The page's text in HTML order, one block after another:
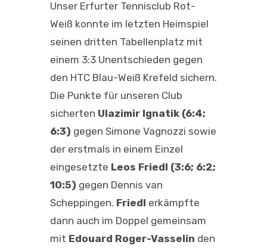
Unser Erfurter Tennisclub Rot-
Weiß konnte im letzten Heimspiel
seinen dritten Tabellenplatz mit
einem 3:3 Unentschieden gegen
den HTC Blau-Weiß Krefeld sichern.
Die Punkte für unseren Club
sicherten Ulazimir Ignatik (6:4;
6:3) gegen Simone Vagnozzi sowie
der erstmals in einem Einzel
eingesetzte Leos Friedl (3:6; 6:2;
10:5) gegen Dennis van
Scheppingen. Friedl erkämpfte
dann auch im Doppel gemeinsam
mit Edouard Roger-Vasselin den